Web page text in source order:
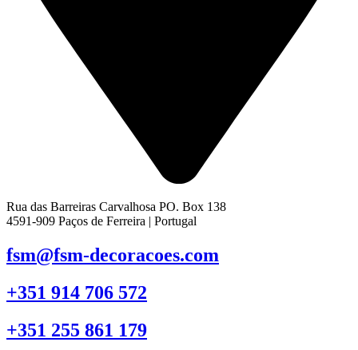
Rua das Barreiras Carvalhosa PO. Box 138
4591-909 Paços de Ferreira | Portugal
fsm@fsm-decoracoes.com
+351 914 706 572
+351 255 861 179